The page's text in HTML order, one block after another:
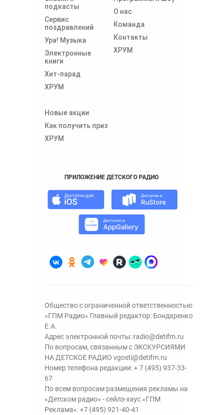
подкасты
Сервис
поздравлений
Ура! Музыка
Электронные
книги
Хит-парад
ХРУМ
О нас
Команда
Контакты
ХРУМ
Новые акции
Как получить приз
ХРУМ
ПРИЛОЖЕНИЕ ДЕТСКОГО РАДИО
Общество с ограниченной ответственностью
«ГПМ Радио» Главный редактор: Бондаренко
Е.А.
Адрес электронной почты: radio@detifm.ru
По вопросам, связанным с ЭКСКУРСИЯМИ
НА ДЕТСКОЕ РАДИО vgosti@detifm.ru
Номер телефона редакции:+ 7 (495) 937-33-
67
По всем вопросам размещения рекламы на
«Детском радио» - сейлз-хаус «ГПМ
Реклама»:+7 (495) 921-40-41